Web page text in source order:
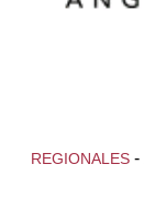
REGIONALES -